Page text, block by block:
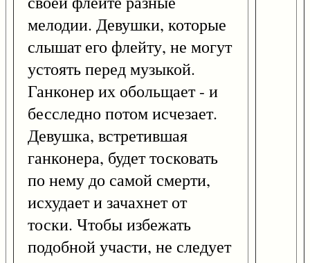
мелодии. Девушки, которые
слышат его флейту, не могут
устоять перед музыкой.
Ганконер их обольщает - и
бесследно потом исчезает.
Девушка, встретившая
ганконера, будет тосковать
по нему до самой смерти,
исхудает и зачахнет от
тоски. Чтобы избежать
подобной участи, не следует